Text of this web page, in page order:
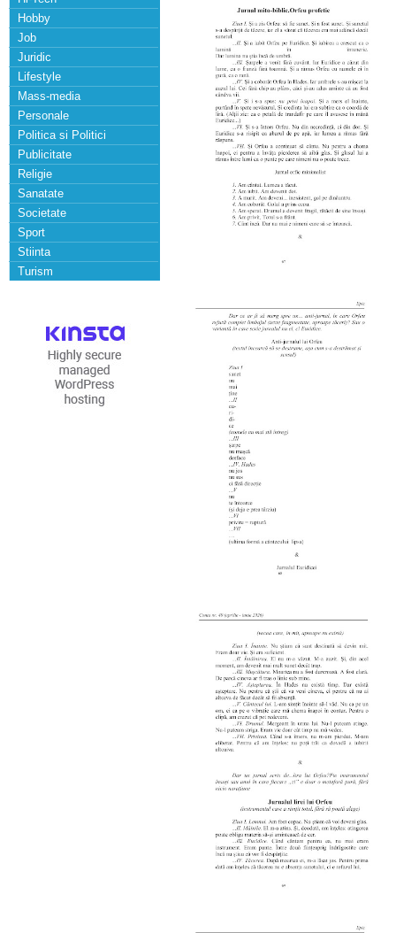
Hobby
Job
Juridic
Lifestyle
Mass-media
Personale
Politica si Politici
Publicitate
Religie
Sanatate
Societate
Sport
Stiinta
Turism